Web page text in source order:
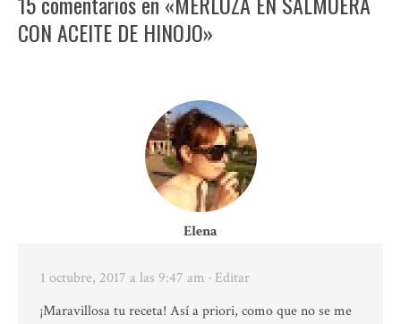
CON ACEITE DE HINOJO»
Elena
1 octubre, 2017 a las 9:47 am · Editar
¡Maravillosa tu receta! Así a priori, como que no se me